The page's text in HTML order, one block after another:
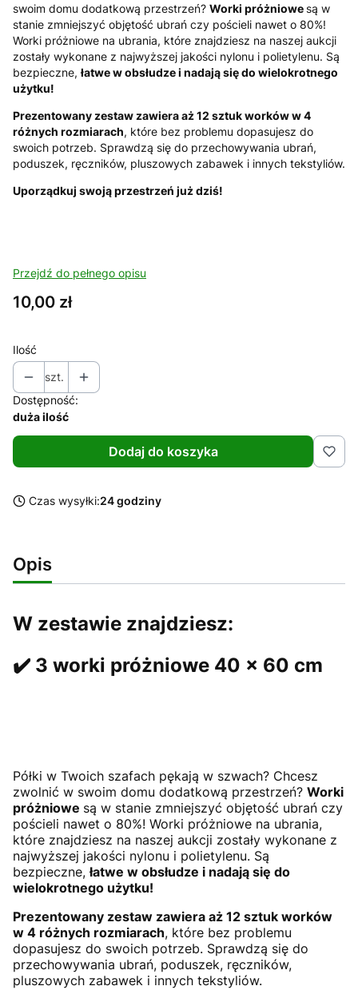
swoim domu dodatkową przestrzeń? Worki próżniowe są w
stanie zmniejszyć objętość ubrań czy pościeli nawet o 80%!
Worki próżniowe na ubrania, które znajdziesz na naszej aukcji
zostały wykonane z najwyższej jakości nylonu i polietylenu. Są
bezpieczne, łatwe w obsłudze i nadają się do wielokrotnego
użytku!
Prezentowany zestaw zawiera aż 12 sztuk worków w 4
różnych rozmiarach, które bez problemu dopasujesz do
swoich potrzeb. Sprawdzą się do przechowywania ubrań,
poduszek, ręczników, pluszowych zabawek i innych tekstyliów.
Uporządkuj swoją przestrzeń już dziś!
Przejdź do pełnego opisu
Cena
10,00 zł
Ilość
szt.
Dostępność:
duża ilość
Dodaj do koszyka
Czas wysyłki:24 godziny
Opis
W zestawie znajdziesz:
✔️ 3 worki próżniowe 40 x 60 cm
Półki w Twoich szafach pękają w szwach? Chcesz
zwolnić w swoim domu dodatkową przestrzeń? Worki
próżniowe są w stanie zmniejszyć objętość ubrań czy
pościeli nawet o 80%! Worki próżniowe na ubrania,
które znajdziesz na naszej aukcji zostały wykonane z
najwyższej jakości nylonu i polietylenu. Są
bezpieczne,łatwe w obsłudze i nadają się do
wielokrotnego użytku!
Prezentowany zestaw zawiera aż 12 sztuk worków
w 4 różnych rozmiarach, które bez problemu
dopasujesz do swoich potrzeb. Sprawdzą się do
przechowywania ubrań, poduszek, ręczników,
pluszowych zabawek i innych tekstyliów.